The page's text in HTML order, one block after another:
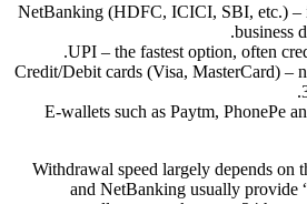
NetBanking (HDFC, ICICI, SBI, etc.) –
business
UPI – the fastest option, often
Credit/Debit cards (Visa, MasterCard) –
E‑wallets such as Paytm, PhonePe
Withdrawal speed largely depends on
and NetBanking usually provide